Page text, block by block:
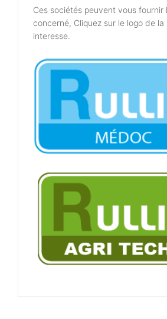
Ces sociétés peuvent vous fournir
concerné, Cliquez sur le logo de
interesse.